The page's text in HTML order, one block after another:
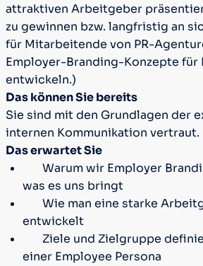
attraktiven Arbeitgeber
zu gewinnen bzw. langfristig an
für Mitarbeitende von PR-
Employer-Branding-Konzepte für
entwickeln.)
Das können Sie bereits
Sie sind mit den Grundlagen der
internen Kommunikation vertraut.
Das erwartet Sie
Warum wir Employer
was es uns bringt
Wie man eine starke
entwickelt
Ziele und Zielgruppe
einer Employee Persona